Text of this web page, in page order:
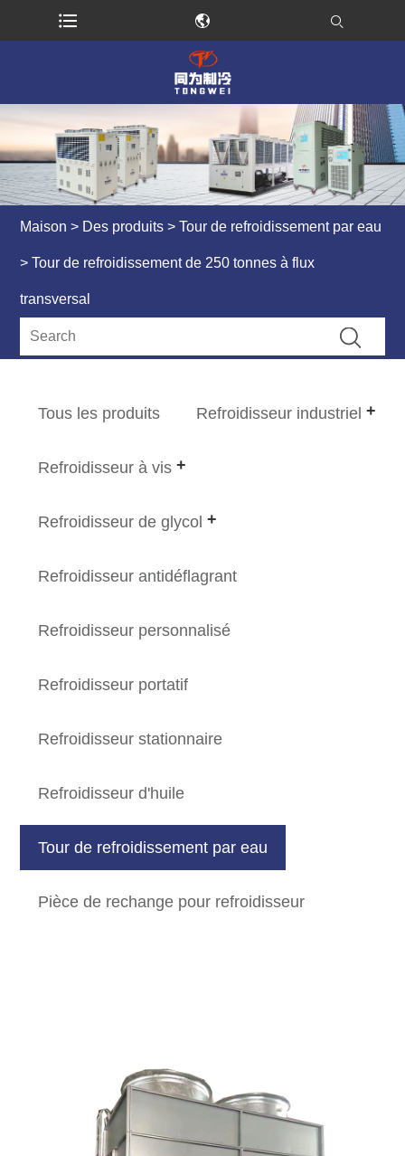
Maison > Des produits >Tour de refroidissement par eau
> Tour de refroidissement de 250 tonnes à flux
transversal
Tous les produits Refroidisseur industriel
Refroidisseur à vis
Refroidisseur de glycol
Refroidisseur antidéflagrant
Refroidisseur personnalisé
Refroidisseur portatif
Refroidisseur stationnaire
Refroidisseur d'huile
Tour de refroidissement par eau
Pièce de rechange pour refroidisseur